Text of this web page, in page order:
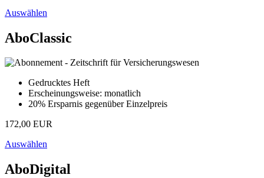
Auswählen
AboClassic
Gedrucktes Heft
Erscheinungsweise: monatlich
20% Ersparnis gegenüber Einzelpreis
172,00 EUR
Auswählen
AboDigital